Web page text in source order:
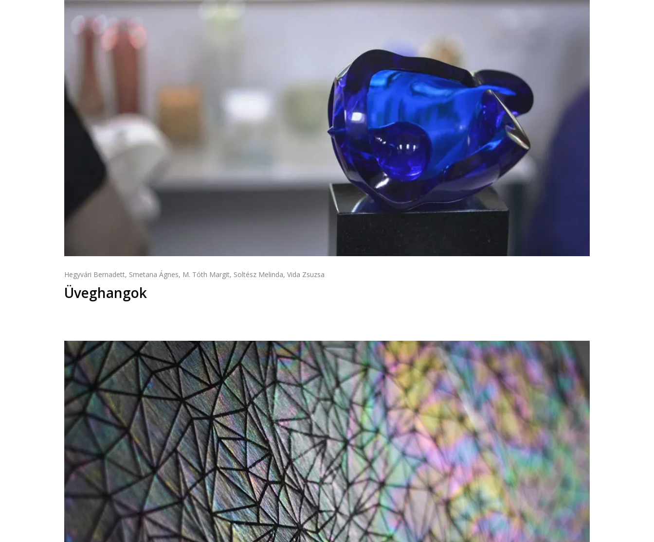
Hegyvári Bernadett, Smetana Ágnes, M. Tóth Margit, Soltész Melinda, Vida Zsuzsa
Üveghangok